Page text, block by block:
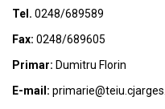
Tel. 0248/689589
Fax: 0248/689605
Primar: Dumitru Florin
E-mail: